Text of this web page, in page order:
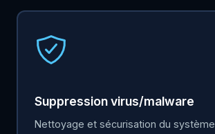
Suppression virus/malware
Nettoyage et sécurisation du système